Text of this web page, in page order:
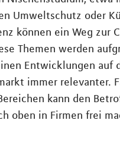
Umweltschutz oder
können ein Weg zur
Themen werden
Entwicklungen auf
immer relevanter.
kann den
oben in Firmen frei